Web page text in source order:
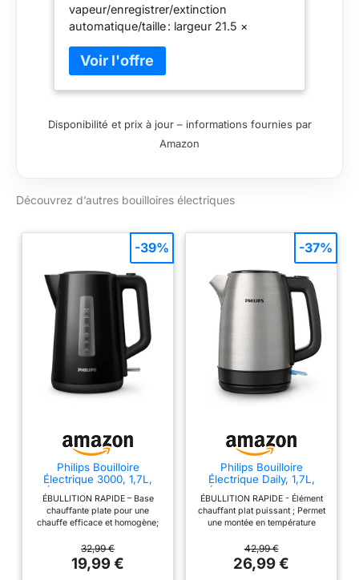
vapeur/enregistrer/extinction
automatique/taille : largeur 21.5 ×
cm/alimentation : 100 V/consommation
d'énergie : 1300 W/Capacité : 0.8l/code :
1.3 m/d'ébullition : environ 4 minutes
tasse)/poids : 0.98 kg/couleur : WA
Disponibilité et prix à jour – informations fournies par
Amazon
Découvrez d’autres bouilloires électriques
Philips Bouilloire
Électrique 3000, 1,7L,
Ébullition rapide, Noir
ÉBULLITION RAPIDE – Base
chauffante plate pour une
chauffe efficace et homogène;
boissons chaudes en un rien de
temps CAPACITÉ DE 1,7 LITRE –
Plus de 7 tasses à capacité
32,99 €
19,99 €
-39%
Philips Bouilloire
Électrique Daily, 1,7L,
Ébullition rapide, Inox
ÉBULLITION RAPIDE - Élément
chauffant plat puissant ; Permet
une montée en température
performante ; pour les matins
pressés EAU PURE ET SAINE -
Corps en acier inoxydable de
42,99 €
26,99 €
-37%